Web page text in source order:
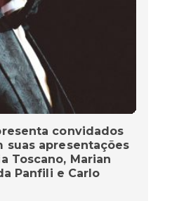
convidados
suas apresentações
Toscano, Marian
Panfili e Carlo